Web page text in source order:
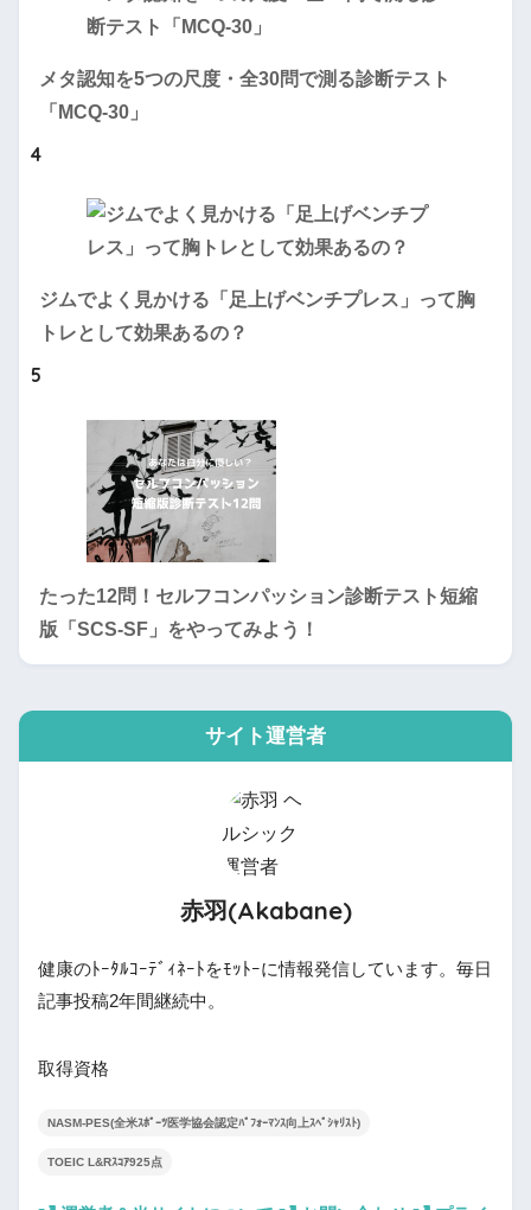
メタ認知を5つの尺度・全30問で測る診断テスト
「MCQ-30」
4
ジムでよく見かける「足上げベンチプレス」って胸
トレとして効果あるの？
5
たった12問！セルフコンパッション診断テスト短縮
版「SCS-SF」をやってみよう！
サイト運営者
赤羽(Akabane)
健康のﾄｰﾀﾙｺｰﾃﾞｨﾈｰﾄをﾓｯﾄｰに情報発信しています。毎日
記事投稿2年間継続中。
取得資格
NASM-PES(全米ｽﾎﾟｰﾂ医学協会認定ﾊﾟﾌｫｰﾏﾝｽ向上ｽﾍﾟｼｬﾘｽﾄ)
TOEIC L&Rｽｺｱ925点